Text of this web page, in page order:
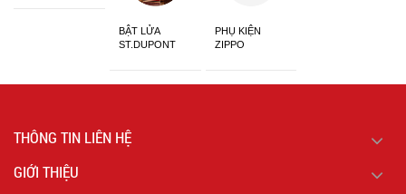
BẬT LỬA
ST.DUPONT
PHỤ KIỆN
ZIPPO
THÔNG TIN LIÊN HỆ
GIỚI THIỆU